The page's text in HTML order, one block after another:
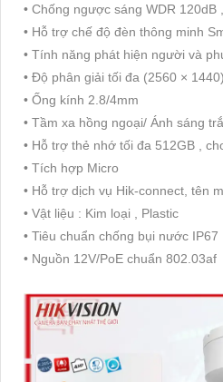
• Chống ngược sáng WDR 120dB
• Hỗ trợ chế độ đèn thông minh
• Tính năng phát hiện người và
• Độ phân giải tối đa (2560 ×
• Ống kính 2.8/4mm
• Tầm xa hồng ngoại/ Ánh sáng
• Hỗ trợ thẻ nhớ tối đa 512GB ,
• Tích hợp Micro
• Hỗ trợ dịch vụ Hik-connect, tên
• Vật liệu : Kim loại , Plastic
• Tiêu chuẩn chống bụi nước IP67
• Nguồn 12V/PoE chuẩn 802.03af